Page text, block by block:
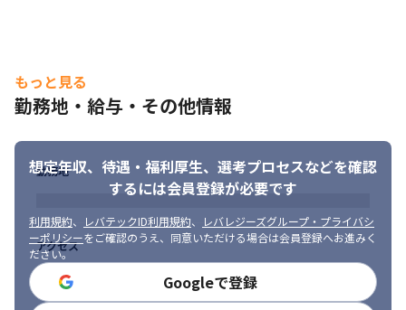
もっと見る
勤務地・給与・その他情報
想定年収、待遇・福利厚生、 選考プロセスなどを確認
するには会員登録が必要です
利用規約、 レバテックID利用規約、
レバレジーズグループ・プライバシ
ーポリシーをご確認のうえ、同意いただける場合は会員登録へお進みく
ださい。
Googleで登録
勤務地
アクセス